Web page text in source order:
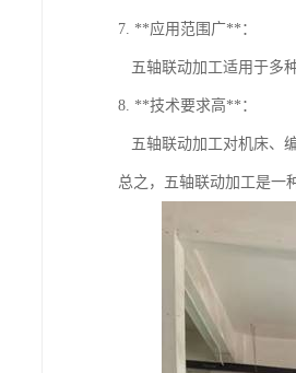
7. **应用范围广**：
五轴联动加工适用于多
8. **技术要求高**：
五轴联动加工对机床、
总之，五轴联动加工是一